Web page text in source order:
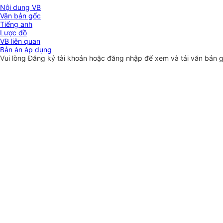
Nội dung VB
Văn bản gốc
Tiếng anh
Lược đồ
VB liên quan
Bản án áp dụng
Vui lòngĐăng ký tài khoản hoặc đăng nhập để xem và tải văn bản